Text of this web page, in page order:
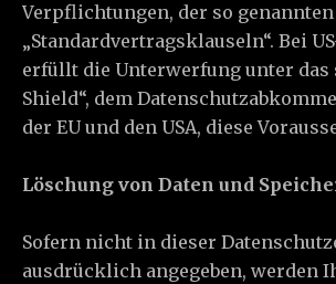
Verpflichtungen, der so genannten
„Standardvertragsklauseln“. Bei
erfüllt die Unterwerfung unter das
Shield“, dem
der EU und den USA, diese
Löschung von Daten und
Sofern nicht in dieser
ausdrücklich angegeben, werden